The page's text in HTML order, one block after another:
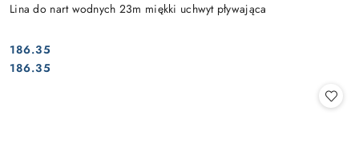
Lina do nart wodnych 23m miękki uchwyt pływająca
Cena:
186.35
Cena:
186.35